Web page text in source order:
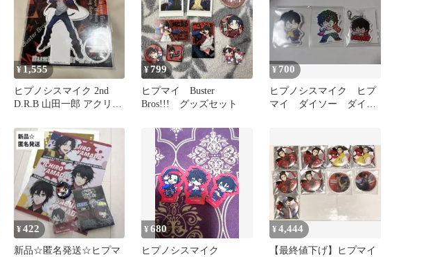
¥1,555
ヒプノシスマイク 2nd
D.R.B 山田一郎 アクリル
¥799
ヒプマイ Buster
Bros!!! グッズセット
¥ 700
ヒプノシスマイク ヒプ
マイ ダイソー ダイカ
¥422
新品☆匿名発送☆ヒプマ
¥680
ヒプノシスマイク
¥4,444
【最終値下げ】ヒプマイ